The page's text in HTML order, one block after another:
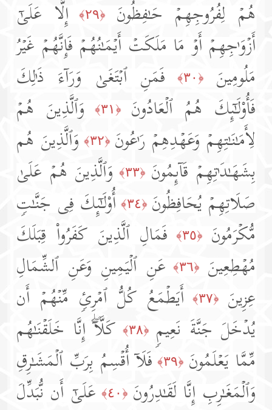
هُمۡ لِفُرُوجِهِمۡ حَـٰفِظُونَ
﴿٢٩﴾
إِلَّا عَلَىٰۤ
أَزۡوَ ٰ⁠جِهِمۡ أَوۡ مَا مَلَكَتۡ أَیۡمَـٰنُهُمۡ فَإِنَّهُمۡ غَیۡرُ
مَلُومِینَ
﴿٣٠﴾
فَمَنِ ٱبۡتَغَىٰ وَرَاۤءَ ذَ ٰ⁠لِكَ
فَأُو۟لَـٰۤىِٕكَ هُمُ ٱلۡعَادُونَ
﴿٣١﴾
وَٱلَّذِینَ هُمۡ
لِأَمَـٰنَـٰتِهِمۡ وَعَهۡدِهِمۡ رَ ٰ⁠عُونَ ﴿٣٢﴾
وَٱلَّذِینَ هُم
بِشَهَـٰدَ ٰ⁠تِهِمۡ قَاۤىِٕمُونَ ﴿٣٣﴾
وَٱلَّذِینَ هُمۡ عَلَىٰ
صَلَاتِهِمۡ یُحَافِظُونَ ﴿٣٤﴾
أُو۟لَـٰۤىِٕكَ فِی جَنَّـٰتࣲ
مُّكۡرَمُونَ ﴿٣٥﴾
فَمَالِ ٱلَّذِینَ كَفَرُوا۟ قِبَلَكَ
مُهۡطِعِینَ ﴿٣٦﴾
عَنِ ٱلۡیَمِینِ وَعَنِ ٱلشِّمَالِ
عِزِینَ ﴿٣٧﴾
أَیَطۡمَعُ كُلُّ ٱمۡرِئࣲ مِّنۡهُمۡ أَن
یُدۡخَلَ جَنَّةَ نَعِیمࣲ ﴿٣٨﴾
كَلَّاۤۖ إِنَّا خَلَقۡنَـٰهُم
مِّمَّا یَعۡلَمُونَ ﴿٣٩﴾
فَلَاۤ أُقۡسِمُ بِرَبِّ ٱلۡمَشَـٰرِقِ
وَٱلۡمَغَـٰرِبِ إِنَّا لَقَـٰدِرُونَ ﴿٤٠﴾ عَلَىٰۤ أَن نُّبَدِّلَ